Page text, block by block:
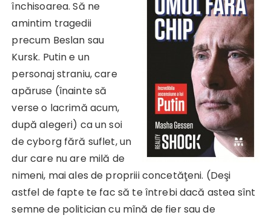
închisoarea. Să ne
amintim tragedii
precum Beslan sau
Kursk. Putin e un
personaj straniu, care
apăruse (înainte să
verse o lacrimă acum,
după alegeri) ca un soi
de cyborg fără suflet, un
dur care nu are milă de
nimeni, mai ales de propriii concetăţeni. (Deşi
astfel de fapte te fac să te întrebi dacă astea sînt
semne de politician cu mînă de fier sau de